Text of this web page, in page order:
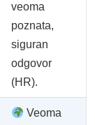
veoma
poznata,
siguran
odgovor
(HR).
Veoma